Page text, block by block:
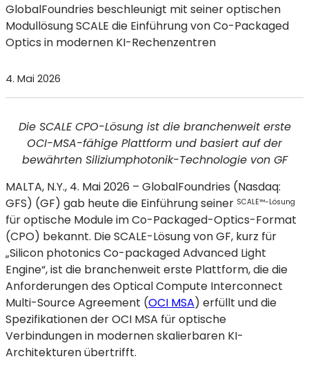
GlobalFoundries beschleunigt mit seiner optischen
Modullösung SCALE die Einführung von Co-Packaged
Optics in modernen KI-Rechenzentren
4. Mai 2026
Die SCALE CPO-Lösung ist die branchenweit erste
OCI-MSA-fähige Plattform und basiert auf der
bewährten Siliziumphotonik-Technologie von GF
MALTA, N.Y., 4. Mai 2026 – GlobalFoundries (Nasdaq:
GFS) (GF) gab heute die Einführung seiner SCALE™-Lösung
für optische Module im Co-Packaged-Optics-Format
(CPO) bekannt. Die SCALE-Lösung von GF, kurz für
„Silicon photonics Co-packaged Advanced Light
Engine“, ist die branchenweit erste Plattform, die die
Anforderungen des Optical Compute Interconnect
Multi-Source Agreement (OCI MSA) erfüllt und die
Spezifikationen der OCI MSA für optische
Verbindungen in modernen skalierbaren KI-
Architekturen übertrifft.